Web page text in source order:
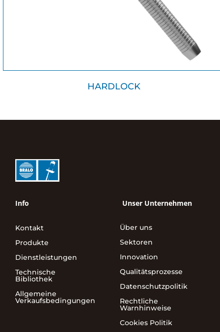
HARDLOCK
Info
Kontakt
Produkte
Dienstleistungen
Technische
Bibliothek
Allgemeine
Verkaufsbedingungen
Unser Unternehmen
Über uns
Sektoren
Innovation
Qualitätsprozesse
Datenschutzpolitik
Rechtliche
Warnhinweise
Cookies Politik